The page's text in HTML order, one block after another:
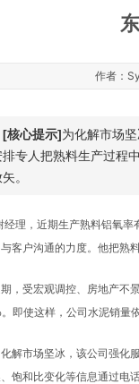
作者：
[核心提示]为化解市场
排专人把熟料生产过程
。
理，近期生产熟料铝氧率
客户沟通的力度。他把熟
受宏观调控、房地产不景
即使这样，公司水泥销量
市场坚冰，该公司强化服
饱和比变化等信息通过电